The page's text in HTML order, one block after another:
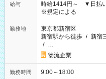
給与
時給1414円～ ▼日払
※規定による
勤務地
東京都新宿区
新宿駅から徒歩 / 新宿
/ …
物流企業
勤務時間 9:00～18:00